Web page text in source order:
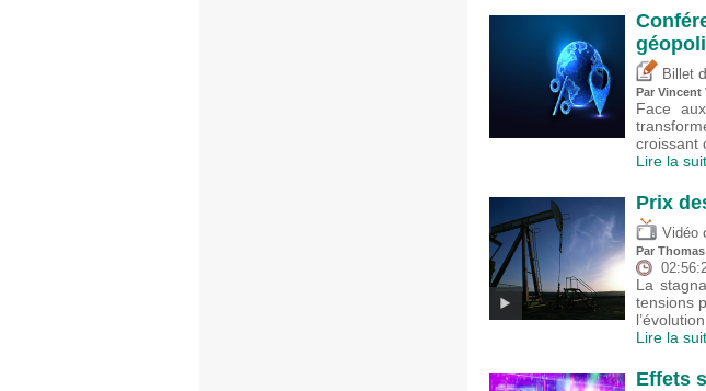
Billet
Par Vincent
Face
croissant
Lire la
Prix
Vidéo
Par
La
tensions
Lire la
Effets